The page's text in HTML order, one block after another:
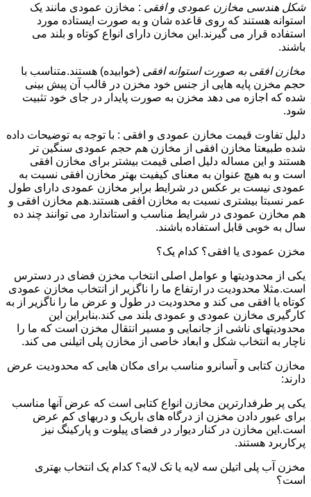
شکل هندسی مخازن عمودی و افقی : مخازن عمودی مانند یک
استوانه هستند که روی قاعده شان و به صورت ایستاده مورد
استفاده قرار می گیرند.این مخازن دارای انواع کوتاه و بلند می
باشند.
مخازن افقی به صورت استوانه افقی (خوابیده) هستند.متناسب با
حجم مخزن پایه هایی از جنس خود مخزن در قالب آن پیش بینی
شده که اجازه می دهد مخزن به صورت پایدار در جای خود تثبیت
شود.
دلیل تفاوت قیمت مخازن عمودی و افقی : با توجه به توضیحات داده
شده طبیعتا مخازن افقی از مخازن هم حجم عمودی سنگین تر
هستند و این مساله دلیل اصلی قیمت بیشتر برای مخازن افقی
است و به هیچ عنوان به معنای کیفیت بهتر مخازن افقی نسبت به
عمودی نیست بر عکس در شرایط برابر مخازن عمودی دارای طول
عمر نسبتا بیشتری نسبت به مخازن افقی هستند.هم مخازن افقی و
هم مخازن عمودی در شرایط مناسب و استاندارد می توانند چند ده
سال به خوبی قابل استفاده باشند.
مخزن عمودی یا افقی؟ کدام یک؟
یکی از محدودیتها و عوامل اصلی انتخاب مخزن فضای در دسترس
است.مثلا محدودیت در ارتفاع ما را ناگزیر از انتخاب مخازن عمودی
کوتاه یا افقی می کند و محدودیت در طول و عرض ما را ناگزیر از به
کارگیری مخازن عمودی و عمودی بلند می کند.بنابراین این
محدودیتهای ناشی از جانمایی و مسیر انتقال مخزن است که ما را
ناچار به انتخاب شکل و ابعاد خاصی از مخازن پلی اتیلنی می کند.
مخازن کتابی و آسانرو مناسب برای مکان هایی که محدودیت عرض
دارند:
یکی پر طرفدارترین مخازن انواع کتابی است که عرض آنها مناسب
برای عبور دادن مخزن از درگاه های باریک و دربهای کم عرض
است.این مخازن در کنار دیوار در فضای پیلوت و پارکینگ نیز
پرکاربرد هستند.
مخزن آب پلی اتیلن سه لایه یا تک لایه؟ کدام یک انتخاب بهتری
است؟